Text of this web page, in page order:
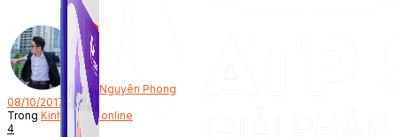
Bởi
Nguyên Phong
08/10/2017
Trong Kinh doanh online
4